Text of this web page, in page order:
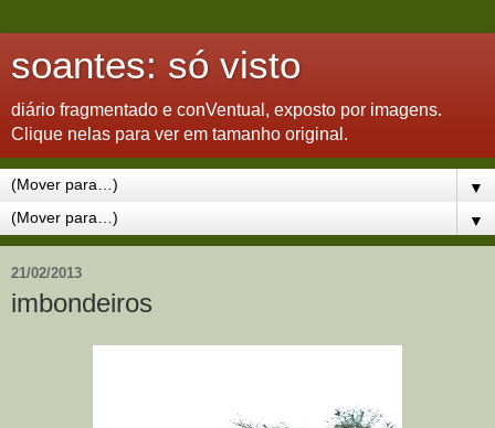
soantes: só visto
diário fragmentado e conVentual, exposto por imagens.
Clique nelas para ver em tamanho original.
▼
▼
21/02/2013
imbondeiros